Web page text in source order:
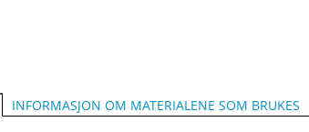
INFORMASJON OM MATERIALENE SOM BRUKES